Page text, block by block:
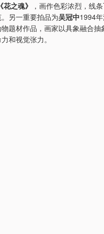
《花之魂》
，画作色彩浓烈，线
另一重要拍品为吴冠中1994
题材作品，画家以具象融合抽
和视觉张力。